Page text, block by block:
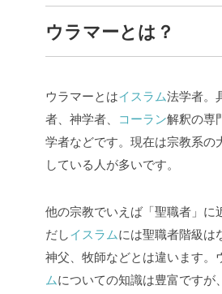
ウラマーとは？
ウラマーとはイスラム法学者。
者、神学者、
コーラン解釈の専
学者などです。現在は宗教系の
している人が多いです。
他の宗教でいえば「聖職者」に
だしイスラムには聖職者階級は
神父、牧師などとは違います。
ムについての知識は豊富ですが、